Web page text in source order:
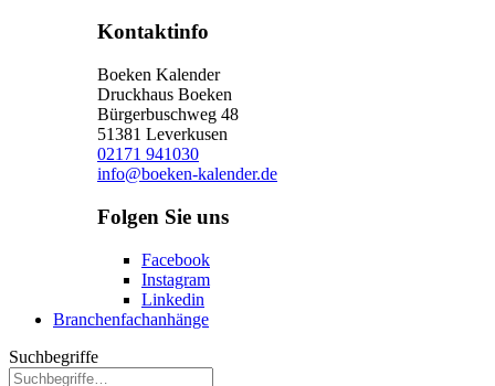
Kontaktinfo
Boeken Kalender
Druckhaus Boeken
Bürgerbuschweg 48
51381 Leverkusen
02171 941030
info@boeken-kalender.de
Folgen Sie uns
Facebook
Instagram
Linkedin
Branchenfachanhänge
Suchbegriffe